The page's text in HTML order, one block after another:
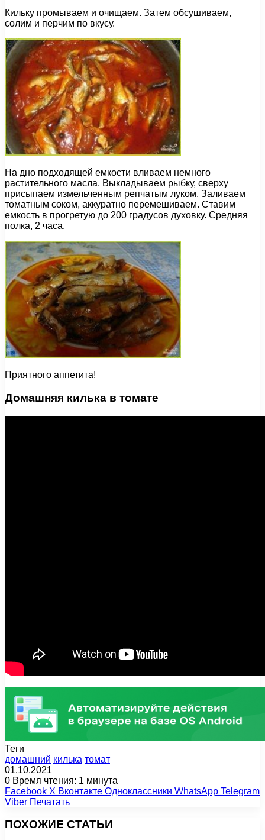
Кильку промываем и очищаем. Затем обсушиваем,
солим и перчим по вкусу.
На дно подходящей емкости вливаем немного
растительного масла. Выкладываем рыбку, сверху
присыпаем измельченным репчатым луком. Заливаем
томатным соком, аккуратно перемешиваем. Ставим
емкость в прогретую до 200 градусов духовку. Средняя
полка, 2 часа.
Приятного аппетита!
Домашняя килька в томате
Теги
домашний килька томат
01.10.2021
0 Время чтения: 1 минута
Facebook X Вконтакте Одноклассники WhatsApp Telegram
Viber Печатать
ПОХОЖИЕ СТАТЬИ